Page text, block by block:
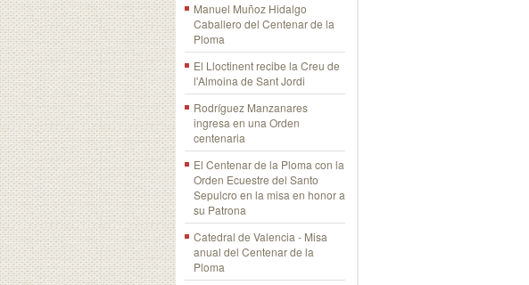
Manuel Muñoz Hidalgo
Caballero del Centenar de la
Ploma
El Lloctinent recibe la Creu de
l'Almoina de Sant Jordi
Rodríguez Manzanares
ingresa en una Orden
centenaria
El Centenar de la Ploma con la
Orden Ecuestre del Santo
Sepulcro en la misa en honor a
su Patrona
Catedral de Valencia - Misa
anual del Centenar de la
Ploma